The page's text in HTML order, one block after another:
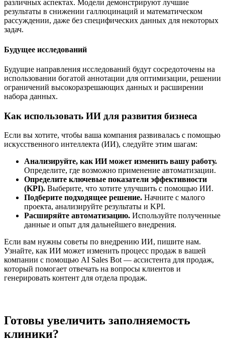
различных аспектах. Модели демонстрируют лучшие
результаты в снижении галлюцинаций и математическом
рассуждении, даже без специфических данных для некоторых
задач.
Будущее исследований
Будущие направления исследований будут сосредоточены на
использовании богатой аннотации для оптимизации, решении
ограничений высокоразрешающих данных и расширении
набора данных.
Как использовать ИИ для развития бизнеса
Если вы хотите, чтобы ваша компания развивалась с помощью
искусственного интеллекта (ИИ), следуйте этим шагам:
Анализируйте, как ИИ может изменить вашу работу.
Определите, где возможно применение автоматизации.
Определите ключевые показатели эффективности
(KPI). Выберите, что хотите улучшить с помощью ИИ.
Подберите подходящее решение. Начните с малого
проекта, анализируйте результаты и KPI.
Расширяйте автоматизацию. Используйте полученные
данные и опыт для дальнейшего внедрения.
Если вам нужны советы по внедрению ИИ, пишите нам.
Узнайте, как ИИ может изменить процесс продаж в вашей
компании с помощью AI Sales Bot — ассистента для продаж,
который помогает отвечать на вопросы клиентов и
генерировать контент для отдела продаж.
Готовы увеличить заполняемость
клиники?